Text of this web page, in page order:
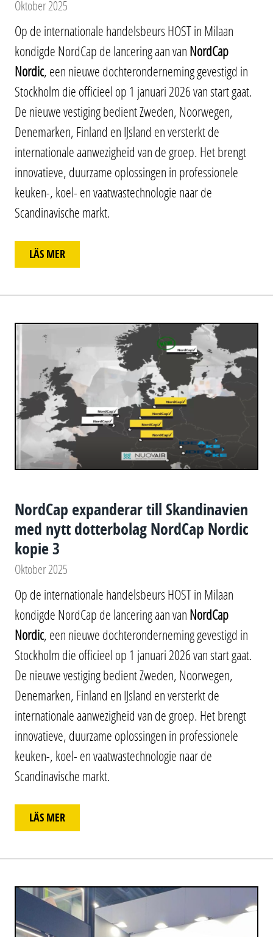
Oktober 2025
Op de internationale handelsbeurs HOST in Milaan
kondigde NordCap de lancering aan van NordCap
Nordic, een nieuwe dochteronderneming gevestigd in
Stockholm die officieel op 1 januari 2026 van start gaat.
De nieuwe vestiging bedient Zweden, Noorwegen,
Denemarken, Finland en IJsland en versterkt de
internationale aanwezigheid van de groep. Het brengt
innovatieve, duurzame oplossingen in professionele
keuken-, koel- en vaatwastechnologie naar de
Scandinavische markt.
LÄS MER
NordCap expanderar till Skandinavien
med nytt dotterbolag NordCap Nordic
kopie 3
Oktober 2025
Op de internationale handelsbeurs HOST in Milaan
kondigde NordCap de lancering aan van NordCap
Nordic, een nieuwe dochteronderneming gevestigd in
Stockholm die officieel op 1 januari 2026 van start gaat.
De nieuwe vestiging bedient Zweden, Noorwegen,
Denemarken, Finland en IJsland en versterkt de
internationale aanwezigheid van de groep. Het brengt
innovatieve, duurzame oplossingen in professionele
keuken-, koel- en vaatwastechnologie naar de
Scandinavische markt.
LÄS MER